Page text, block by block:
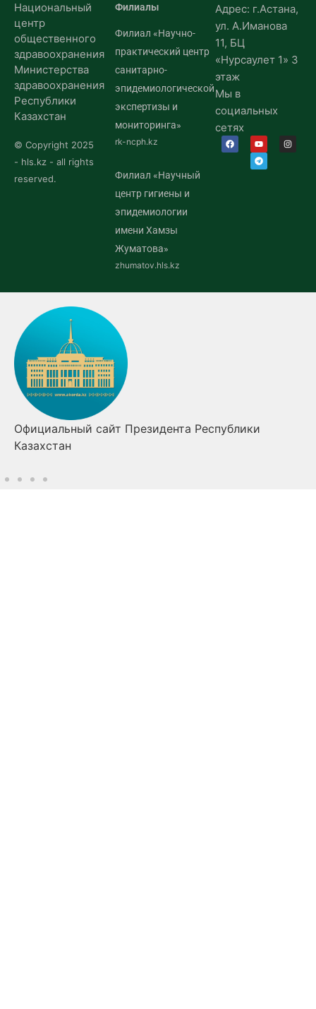
Национальный
центр
общественного
здравоохранения
Министерства
здравоохранения
Республики
Казахстан
© Copyright 2025
- hls.kz - all rights
reserved.
Филиалы
Филиал «Научно-
практический центр
санитарно-
эпидемиологической
экспертизы и
мониторинга»
rk-ncph.kz
Филиал «Научный
центр гигиены и
эпидемиологии
имени Хамзы
Жуматова»
zhumatov.hls.kz
Адрес: г.Астана,
ул. А.Иманова
11, БЦ
«Нурсаулет 1» 3
этаж
Мы в
социальных
сетях
Правительство Республики Казахстан